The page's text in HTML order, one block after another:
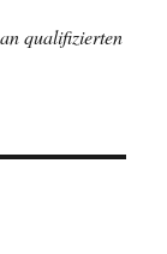
qualifizierten